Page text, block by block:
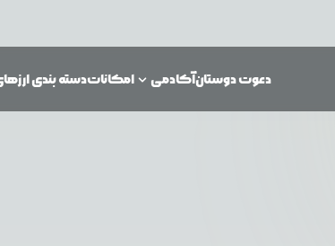
دسته بندیامکانات آکادمیدعوت دوستان